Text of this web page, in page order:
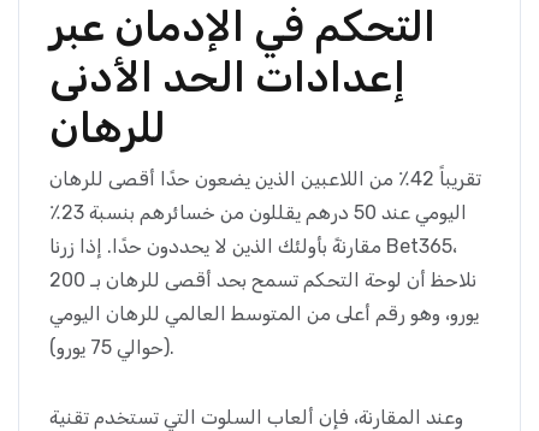
التحكم في الإدمان عبر
إعدادات الحد الأدنى
للرهان
تقريباً 42٪ من اللاعبين الذين يضعون حدًا أقصى للرهان
اليومي عند 50 درهم يقللون من خسائرهم بنسبة 23٪
مقارنةً بأولئك الذين لا يحددون حدًا. إذا زرنا Bet365،
نلاحظ أن لوحة التحكم تسمح بحد أقصى للرهان بـ 200
يورو، وهو رقم أعلى من المتوسط العالمي للرهان اليومي
(حوالي 75 يورو).
وعند المقارنة، فإن ألعاب السلوت التي تستخدم تقنية